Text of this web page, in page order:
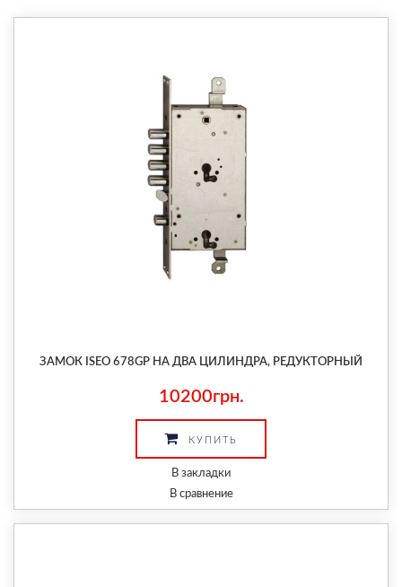
ЗАМОК ISEO 678GP НА ДВА ЦИЛИНДРА, РЕДУКТОРНЫЙ
10200грн.
КУПИТЬ
В закладки
В сравнение